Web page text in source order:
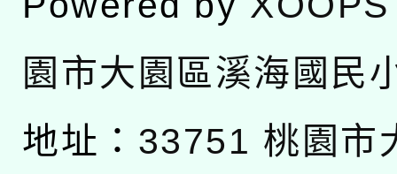
園市大園區溪海國民
地址： 33751 桃園市